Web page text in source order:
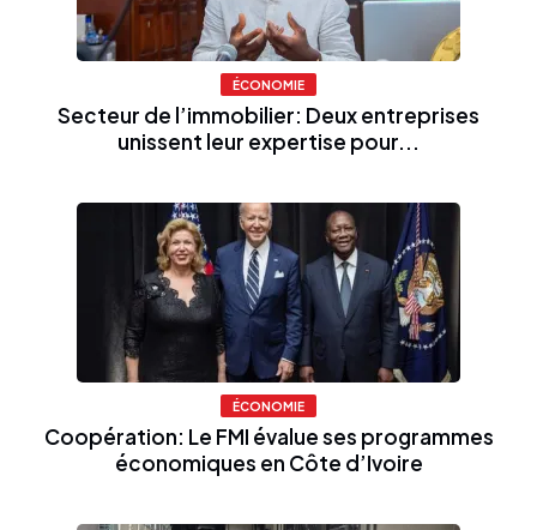
ÉCONOMIE
Secteur de l’immobilier: Deux entreprises
unissent leur expertise pour...
ÉCONOMIE
Coopération: Le FMI évalue ses programmes
économiques en Côte d’Ivoire